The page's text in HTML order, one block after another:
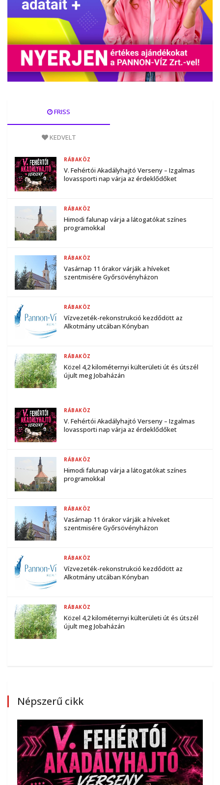
FRISS
KEDVELT
V. Fehértói Akadályhajtó Verseny – Izgalmas
lovassporti nap várja az érdeklődőket
RÁBAKÖZ
Himodi falunap várja a látogatókat színes
programokkal
RÁBAKÖZ
Vasárnap 11 órakor várják a híveket
szentmisére Győrsövényházon
RÁBAKÖZ
Vízvezeték-rekonstrukció kezdődött az
Alkotmány utcában Kónyban
RÁBAKÖZ
Közel 4,2 kilométernyi külterületi út és útszél
újult meg Jobaházán
RÁBAKÖZ
V. Fehértói Akadályhajtó Verseny – Izgalmas
lovassporti nap várja az érdeklődőket
RÁBAKÖZ
Himodi falunap várja a látogatókat színes
programokkal
RÁBAKÖZ
Vasárnap 11 órakor várják a híveket
szentmisére Győrsövényházon
RÁBAKÖZ
Vízvezeték-rekonstrukció kezdődött az
Alkotmány utcában Kónyban
RÁBAKÖZ
Közel 4,2 kilométernyi külterületi út és útszél
újult meg Jobaházán
RÁBAKÖZ
Népszerű cikk